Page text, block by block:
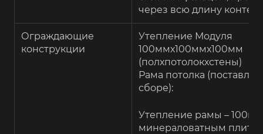
через всю длину
Ограждающие
конструкции
Утепление Модуля
100ммх100ммх100мм
(полхпотолокхстены)
Рама потолка
сборе):
Утепление рамы – 100мм
минераловатным